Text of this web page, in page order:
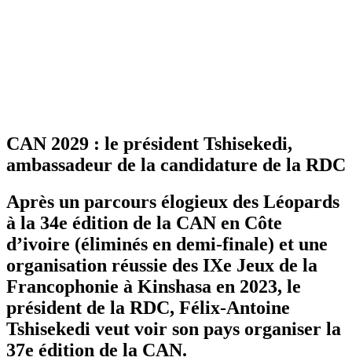
CAN 2029 : le président Tshisekedi,
ambassadeur de la candidature de la RDC
Après un parcours élogieux des Léopards
à la 34e édition de la CAN en Côte
d’ivoire (éliminés en demi-finale) et une
organisation réussie des IXe Jeux de la
Francophonie à Kinshasa en 2023, le
président de la RDC, Félix-Antoine
Tshisekedi veut voir son pays organiser la
37e édition de la CAN.